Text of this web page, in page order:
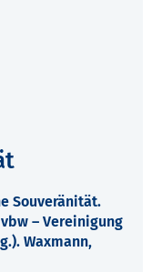
Souveränität.
– Vereinigung
Waxmann,